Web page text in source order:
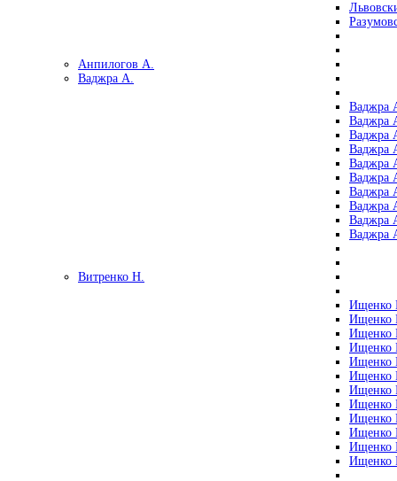
Анпилогов А.
Ваджра А.
Ваджра
Ваджра
Ваджра
Ваджра
Ваджра
Ваджра
Ваджра
Ваджра
Ваджра
Ваджра
Витренко Н.
Ищенко
Ищенко
Ищенко
Ищенко
Ищенко
Ищенко
Ищенко
Ищенко
Ищенко
Ищенко
Ищенко
Ищенко